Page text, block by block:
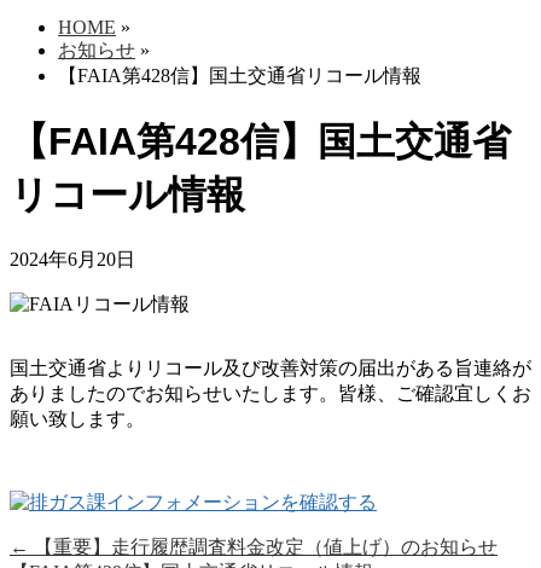
HOME »
お知らせ »
【FAIA第428信】国土交通省リコール情報
【FAIA第428信】国土交通省
リコール情報
2024年6月20日
国土交通省よりリコール及び改善対策の届出がある旨連絡が
ありましたのでお知らせいたします。皆様、ご確認宜しくお
願い致します。
←
【重要】走行履歴調査料金改定（値上げ）のお知らせ